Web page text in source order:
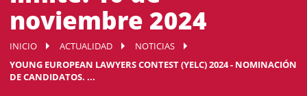
noviembre 2024
INICIO ACTUALIDAD
NOTICIAS
YOUNG EUROPEAN LAWYERS CONTEST (YELC) 2024 - NOMINACIÓN
DE CANDIDATOS. ...